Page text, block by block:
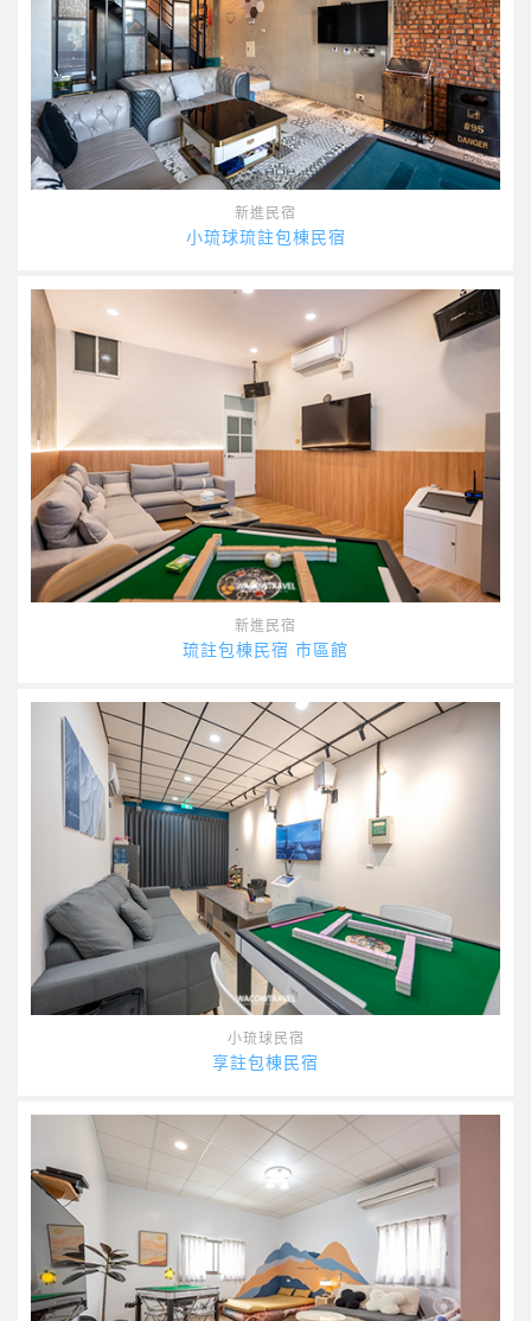
新進民宿
小琉球琉註包棟民宿
新進民宿
琉註包棟民宿 市區館
小琉球民宿
享註包棟民宿